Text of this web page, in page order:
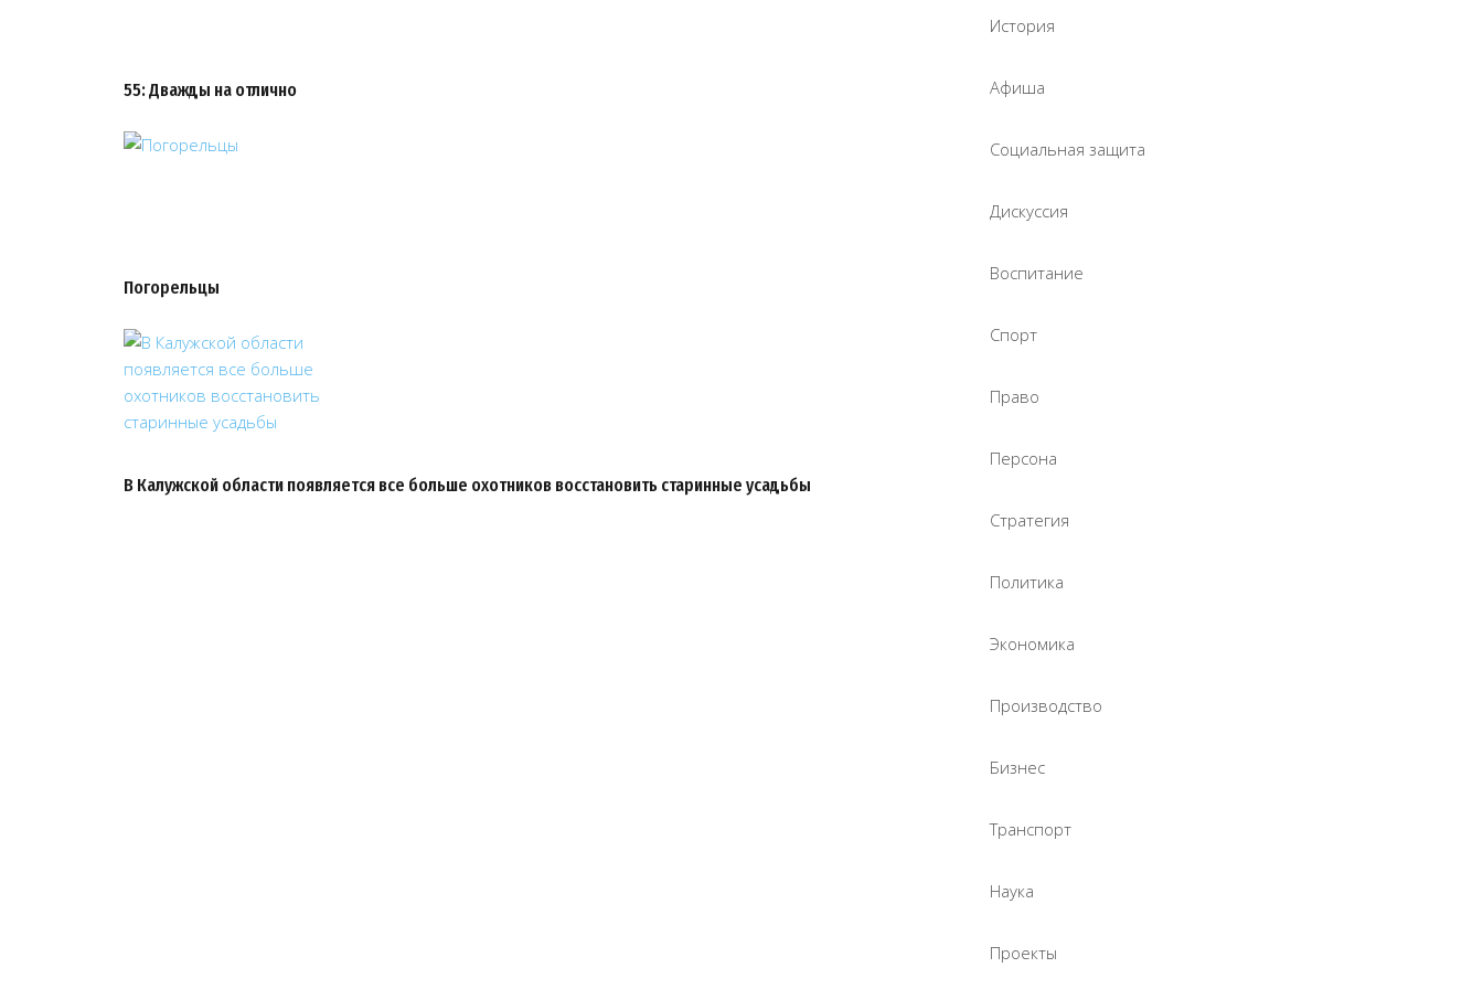
55: Дважды на отлично
Погорельцы
В Калужской области появляется все больше охотников восстановить старинные усадьбы
История
Афиша
Социальная защита
Дискуссия
Воспитание
Спорт
Право
Персона
Стратегия
Политика
Экономика
Производство
Бизнес
Транспорт
Наука
Проекты